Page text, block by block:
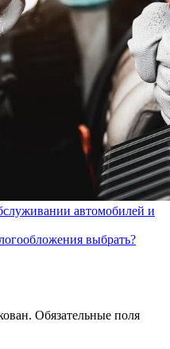
автомобилей и
выбрать?
Обязательные поля